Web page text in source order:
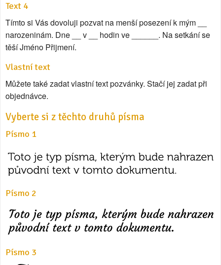
Text 4
Tímto si Vás dovoluji pozvat na menší posezení k mým __
narozeninám. Dne __ v __ hodin ve ______. Na setkání se
těší Jméno Přijmení.
Vlastní text
Můžete také zadat vlastní text pozvánky. Stačí jej zadat při
objednávce.
Vyberte si z těchto druhů písma
Písmo 1
Písmo 2
Písmo 3